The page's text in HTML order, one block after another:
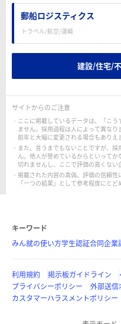
郵船ロジスティクス
トラベル/航空/運輸
建設/住宅/
サイトからのご注意
ここに掲載しているデータは、「こ
ません。採用過程は人によって異な
前年と大幅に変更される場合もありえ
また、言うまでもないことですが、
ん。他人が誉めているからといって
切れませんし、ここで評価の高くない
掲載された内容の真偽、評価の信頼
「一つの結果」として参考程度にとど
キーワード
みん就の使い方学生認証合同企業
利用規約 掲示板ガイドライン
プライバシーポリシー
外部送信
カスタマーハラスメントポリシー